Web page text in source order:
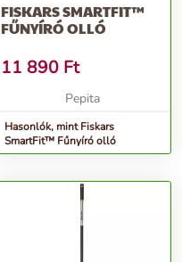
FISKARS SMARTFIT™
FŰNYÍRÓ OLLÓ
11 890 Ft
Pepita
Hasonlók, mint Fiskars
SmartFit™ Fűnyíró olló